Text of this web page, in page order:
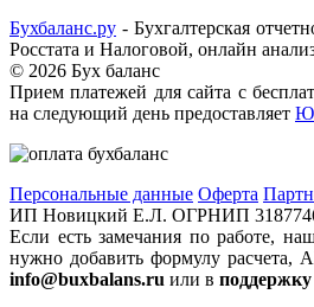
Бухбаланс.ру - Бухгалтерская
Росстата и Налоговой, онлайн
© 2026 Бух баланс
Прием платежей для сайта с
на следующий день предоставляет
Персональные данные Оферта
ИП Новицкий Е.Л. ОГРНИП
Если есть замечания по работе,
нужно добавить формулу расчета,
info@buxbalans.ru или в поддержку